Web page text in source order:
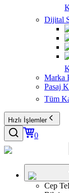
Dijital
Marka
Pasaj
Tüm
Hızlı İşlemler
0
Cep